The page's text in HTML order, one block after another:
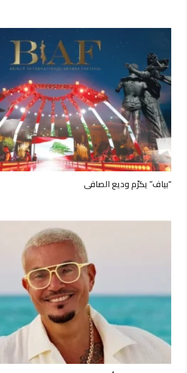
“بياف” يكرّم وديع الصافي